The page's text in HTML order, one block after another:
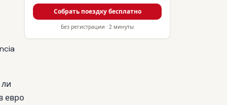
евро
Собрать поездку бесплатно
Без регистрации · 2 минуты